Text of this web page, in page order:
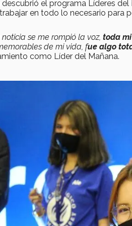
descubrió el programa Líderes
en todo lo necesario para
se me rompió la voz, toda
de mi vida, fue algo
como Líder del Mañana.